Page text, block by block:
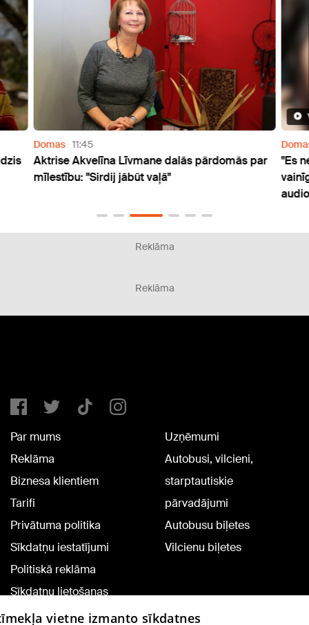
Domas 11:45
Aktrise Akvelīna Līvmane dalās pārdomās par
mīlestību: "Sirdij jābūt vaļā"
"Es
Reklāma
Reklāma
Par mums
Reklāma
Biznesa klientiem
Tarifi
Privātuma politika
Sīkdatņu iestatījumi
Politiskā reklāma
Sīkdatņu lietošanas
noteikumi
Uzņēmumi
Autobusi, vilcieni,
starptautiskie
pārvadājumi
Autobusu biļetes
Vilcienu biļetes
vietne izmanto sīkdatnes